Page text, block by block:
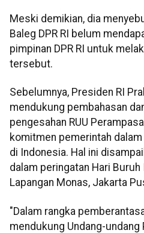
Meski demikian, dia
Baleg DPR RI belum
pimpinan DPR RI untuk
tersebut.
Sebelumnya, Presiden RI
mendukung pembahasan
pengesahan RUU
komitmen pemerintah
di Indonesia. Hal ini
dalam peringatan Hari
Lapangan Monas, Jakarta
"Dalam rangka
mendukung Undang-